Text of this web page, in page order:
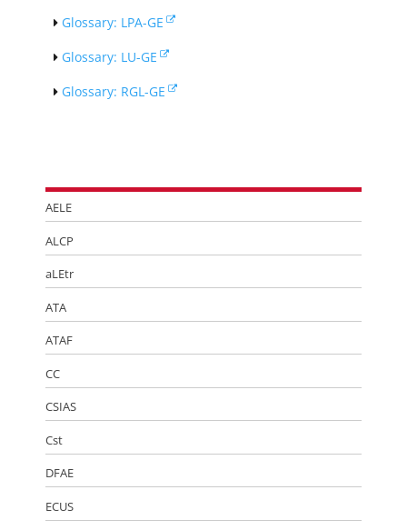
Glossary: LPA-GE
Glossary: LU-GE
Glossary: RGL-GE
AELE
ALCP
aLEtr
ATA
ATAF
CC
CSIAS
Cst
DFAE
ECUS